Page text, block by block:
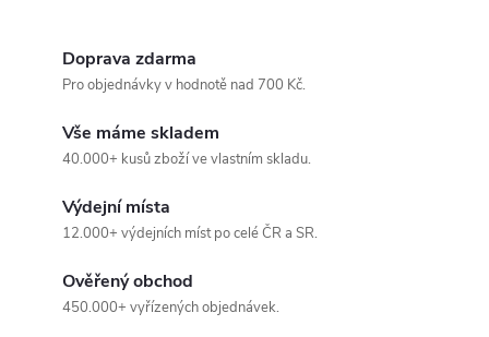
Doprava zdarma
Pro objednávky v hodnotě nad 700 Kč.
Vše máme skladem
40.000+ kusů zboží ve vlastním skladu.
Výdejní místa
12.000+ výdejních míst po celé ČR a SR.
Ověřený obchod
450.000+ vyřízených objednávek.